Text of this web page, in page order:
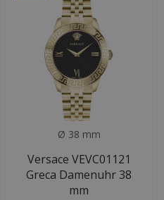
Ø 38 mm
Versace VEVC01121
Greca Damenuhr 38
mm